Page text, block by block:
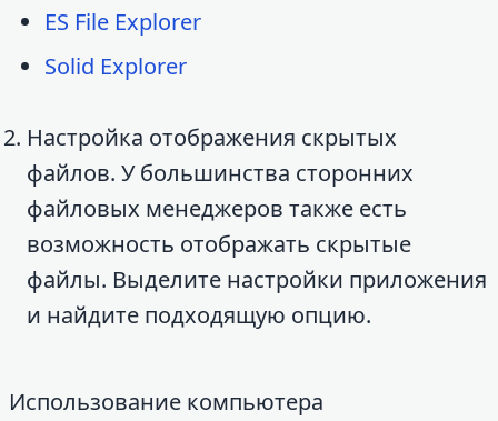
ES File Explorer
Solid Explorer
Настройка отображения скрытых
файлов. У большинства сторонних
файловых менеджеров также есть
возможность отображать скрытые
файлы. Выделите настройки приложения
и найдите подходящую опцию.
Использование компьютера